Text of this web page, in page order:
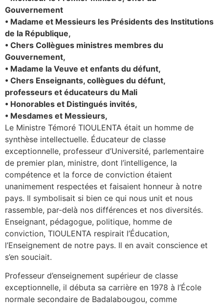
Gouvernement
• Madame et Messieurs les Présidents des Institutions
de la République,
• Chers Collègues ministres membres du
Gouvernement,
• Madame la Veuve et enfants du défunt,
• Chers Enseignants, collègues du défunt,
professeurs et éducateurs du Mali
• Honorables et Distingués invités,
• Mesdames et Messieurs,
Le Ministre Témoré TIOULENTA était un homme de
synthèse intellectuelle. Éducateur de classe
exceptionnelle, professeur d’Université, parlementaire
de premier plan, ministre, dont l’intelligence, la
compétence et la force de conviction étaient
unanimement respectées et faisaient honneur à notre
pays. Il symbolisait si bien ce qui nous unit et nous
rassemble, par-delà nos différences et nos diversités.
Enseignant, pédagogue, politique, homme de
conviction, TIOULENTA respirait l’Éducation,
l’Enseignement de notre pays. Il en avait conscience et
s’en souciait.
Professeur d’enseignement supérieur de classe
exceptionnelle, il débuta sa carrière en 1978 à l’École
normale secondaire de Badalabougou, comme